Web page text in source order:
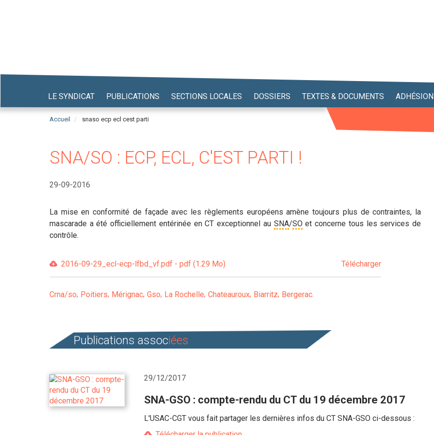
LE SYNDICAT PUBLICATIONS SECTIONS LOCALES DOSSIERS TEXTES & DOCUMENTS ADHÉSION
Accueil snaso ecp ecl cest parti
SNA/SO : ECP, ECL, C'EST PARTI !
29-09-2016
La mise en conformité de façade avec les règlements européens amène toujours plus de contraintes, la
mascarade a été officiellement entérinée en CT exceptionnel au SNA/SO et concerne tous les services de
contrôle.
2016-09-29_ecl-ecp-lfbd_vf.pdf - pdf (1.29 Mo) Télécharger
Crna/so Poitiers Mérignac Gso La Rochelle Chateauroux Biarritz Bergerac
Publications associées
29/12/2017
SNA-GSO : compte-rendu du CT du 19 décembre 2017
L'USAC-CGT vous fait partager les dernières infos du CT SNA-GSO ci-dessous :